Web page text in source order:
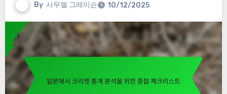
By 사무엘 그레이슨 10/12/2025